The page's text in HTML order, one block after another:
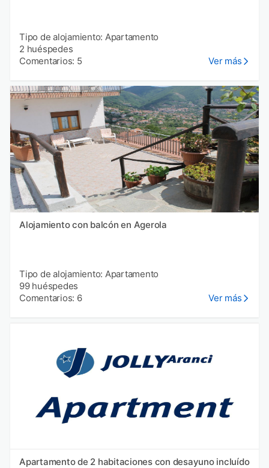
Tipo de alojamiento: Apartamento
2 huéspedes
Comentarios: 5
Ver más
Alojamiento con balcón en Agerola
Tipo de alojamiento: Apartamento
99 huéspedes
Comentarios: 6
Ver más
Apartamento de 2 habitaciones con desayuno incluído